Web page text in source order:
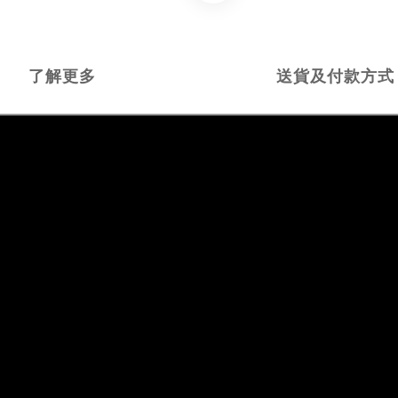
了解更多 送貨及付款方式